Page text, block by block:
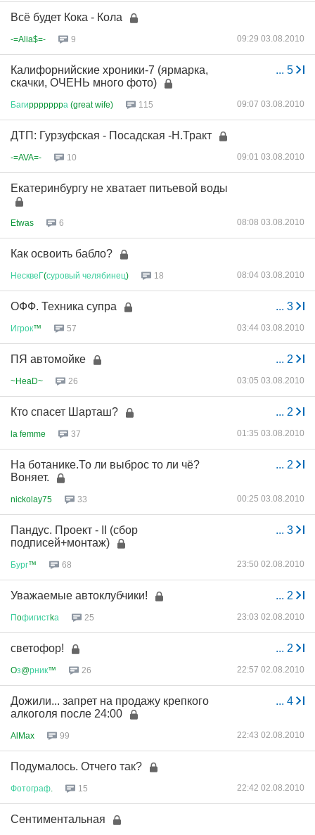
Всё будет Кока - Кола
-=Alia$=- 9 09:29 03.08.2010
... 5
Калифорнийские хроники-7 (ярмарка,
скачки, ОЧЕНЬ много фото)
Багиpppppppа (great wife) 115 09:07 03.08.2010
ДТП: Гурзуфская - Посадская -Н.Тракт
-=AVA=- 10 09:01 03.08.2010
Екатеринбургу не хватает питьевой воды
Etwas 6 08:08 03.08.2010
Как освоить бабло?
НесквеГ(суровый челябинец) 18 08:04 03.08.2010
... 3
ОФФ. Техника супра
Игрок™ 57 03:44 03.08.2010
... 2
ПЯ автомойке
~HeaD~ 26 03:05 03.08.2010
... 2
Кто спасет Шарташ?
la femme 37 01:35 03.08.2010
... 2
На ботанике.То ли выброс то ли чё?
Воняет.
nickolay75 33 00:25 03.08.2010
... 3
Пандус. Проект - II (сбор
подписей+монтаж)
Бург™ 68 23:50 02.08.2010
... 2
Уважаемые автоклубчики!
Пoфигистkа 25 23:03 02.08.2010
... 2
светофор!
Oз@рник™ 26 22:57 02.08.2010
... 4
Дожили... запрет на продажу крепкого
алкоголя после 24:00
AlMax 99 22:43 02.08.2010
Подумалось. Отчего так?
Фотограф 15 22:42 02.08.2010
Сентиментальная